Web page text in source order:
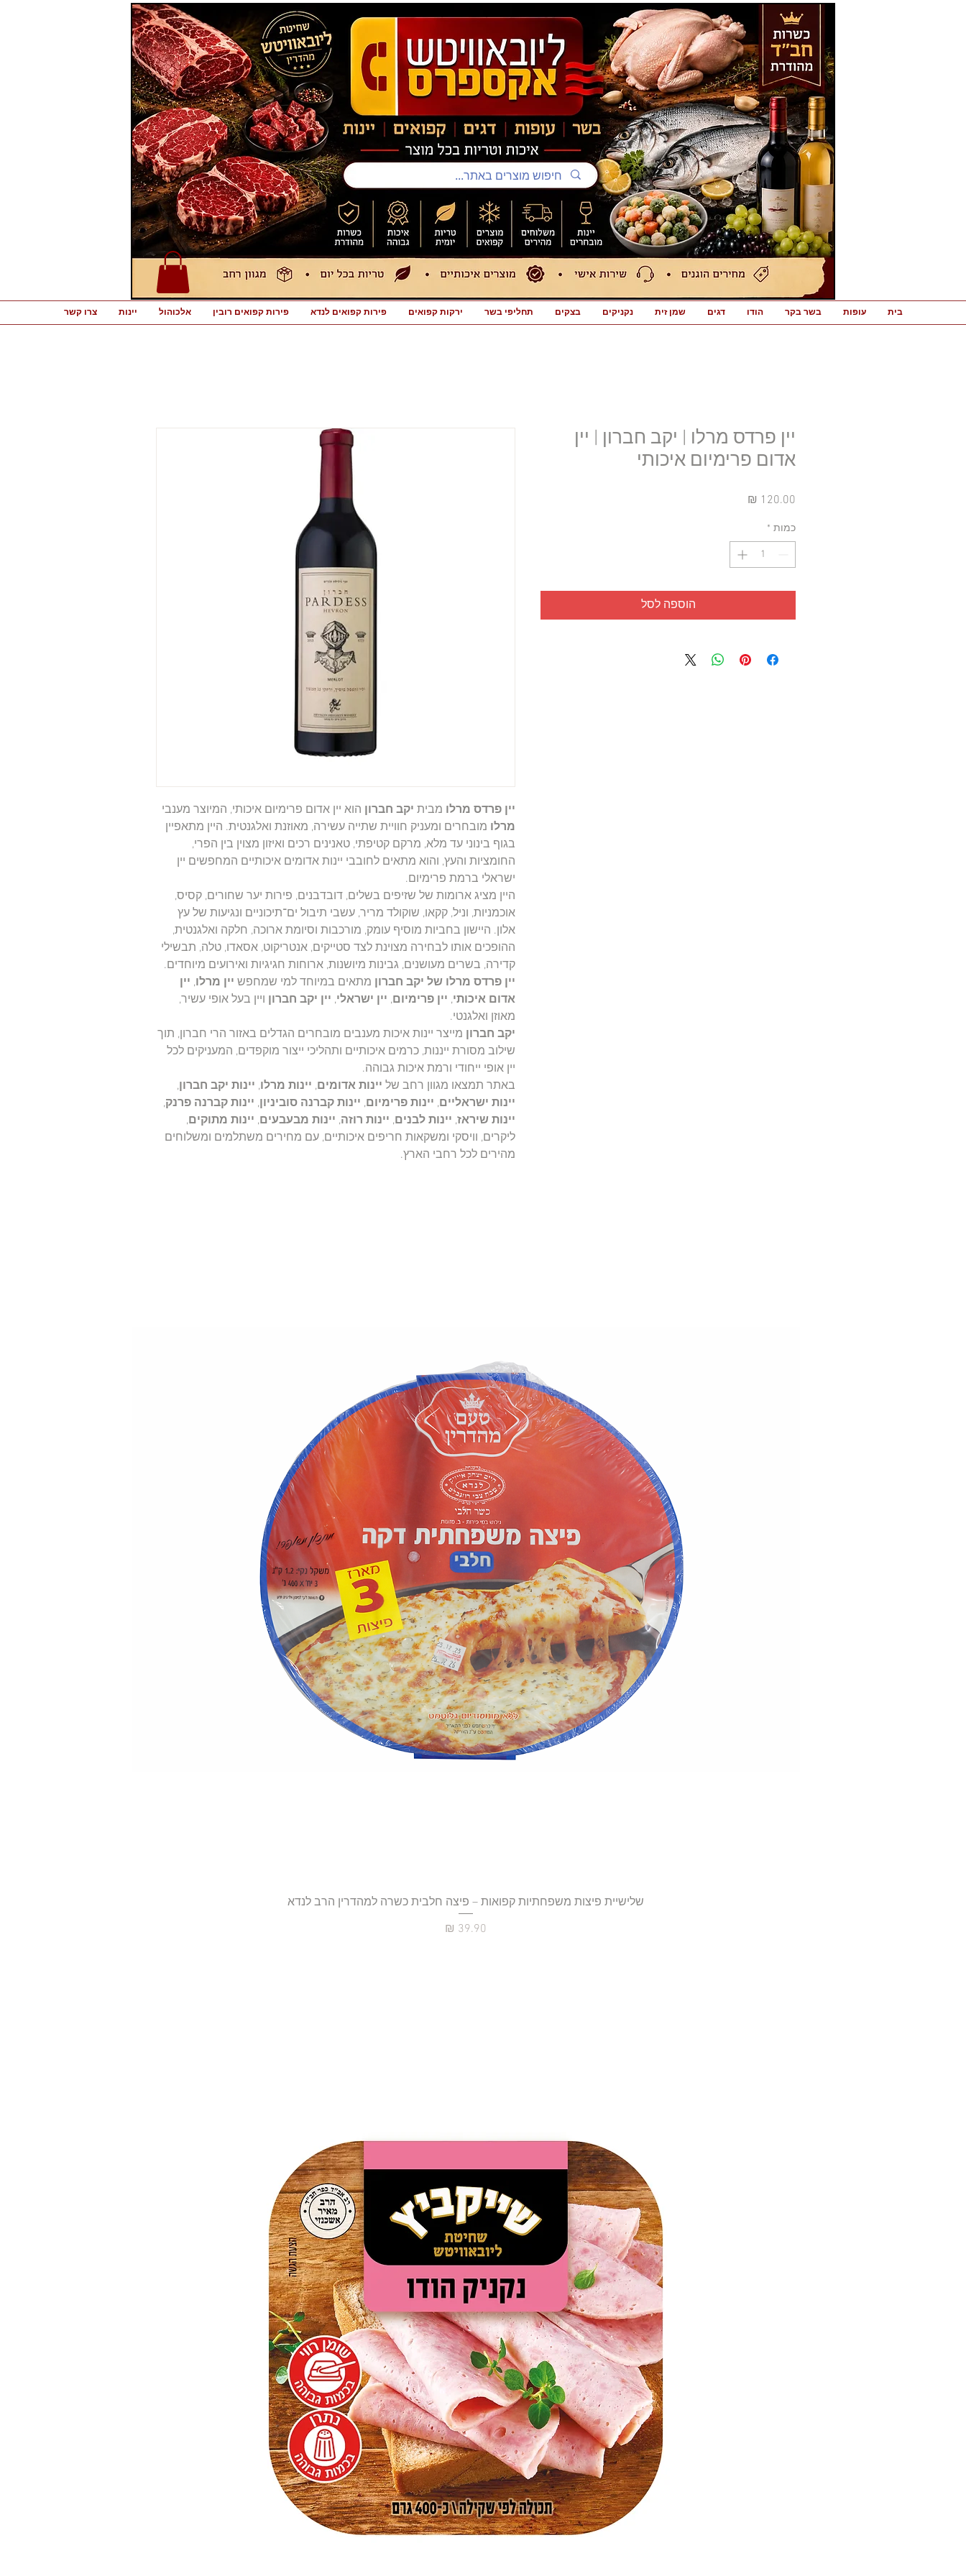
צרו קשר יינות אלכוהול פירות קפואים רובין פירות קפואים לנדא ירקות קפואים תחליפי בשר בצקים נקניקים שמן זית דגים הודו בשר בקר עופות בית
יין פרדס מרלו מבית יקב חברון הוא יין אדום פרימיום איכותי, המיוצר מענבי
מרלו מובחרים ומעניק חוויית שתייה עשירה, מאוזנת ואלגנטית. היין מתאפיין
בגוף בינוני עד מלא, מרקם קטיפתי, טאנינים רכים ואיזון מצוין בין הפרי,
החומציות והעץ, והוא מתאים לחובבי יינות אדומים איכותיים המחפשים יין
ישראלי ברמת פרימיום.
היין מציג ארומות של שזיפים בשלים, דובדבנים, פירות יער שחורים, קסיס,
אוכמניות, וניל, קקאו, שוקולד מריר, עשבי תיבול ים־תיכוניים ונגיעות של עץ
אלון. היישון בחביות מוסיף עומק, מורכבות וסיומת ארוכה, חלקה ואלגנטית,
ההופכים אותו לבחירה מצוינת לצד סטייקים, אנטריקוט, אסאדו, טלה, תבשילי
קדירה, בשרים מעושנים, גבינות מיושנות, ארוחות חגיגיות ואירועים מיוחדים.
יין פרדס מרלו של יקב חברון מתאים במיוחד למי שמחפש יין מרלו, יין
אדום איכותי, יין פרימיום, יין ישראלי, יין יקב חברון ויין בעל אופי עשיר,
מאוזן ואלגנטי.
יקב חברון מייצר יינות איכות מענבים מובחרים הגדלים באזור הרי חברון, תוך
שילוב מסורת ייננות, כרמים איכותיים ותהליכי ייצור מוקפדים, המעניקים לכל
יין אופי ייחודי ורמת איכות גבוהה.
באתר תמצאו מגוון רחב של יינות אדומים, יינות מרלו, יינות יקב חברון,
יינות ישראליים, יינות פרימיום, יינות קברנה סוביניון, יינות קברנה פרנק,
יינות שיראז, יינות לבנים, יינות רוזה, יינות מבעבעים, יינות מתוקים,
ליקרים, וויסקי ומשקאות חריפים איכותיים, עם מחירים משתלמים ומשלוחים
מהירים לכל רחבי הארץ.
יין פרדס מרלו | יקב חברון | יין
אדום פרימיום איכותי
כמות *
הוספה לסל
תצוגה מהירה
שלישיית פיצות משפחתיות קפואות – פיצה חלבית כשרה למהדרין הרב לנדא
מחיר